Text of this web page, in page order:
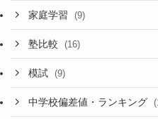
家庭学習 (9)
塾比較 (16)
模試 (9)
中学校偏差値・ランキング